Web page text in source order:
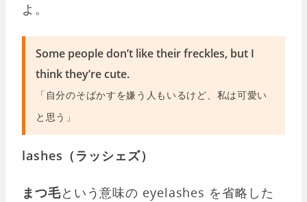
よ。
Some people don’t like their freckles, but I
think they’re cute.
「自分のそばかすを嫌う人もいるけど、私は可愛い
と思う」
lashes（ラッシェズ）
まつ毛という意味の eyelashes を省略した